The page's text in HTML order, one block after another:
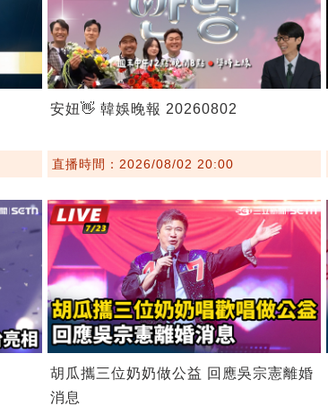
安妞👋 韓娛晚報 20260802
直播時間：2026/08/02 20:00
胡瓜攜三位奶奶做公益 回應吳宗憲離婚
消息